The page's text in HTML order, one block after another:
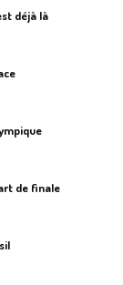
déjà là
de finale